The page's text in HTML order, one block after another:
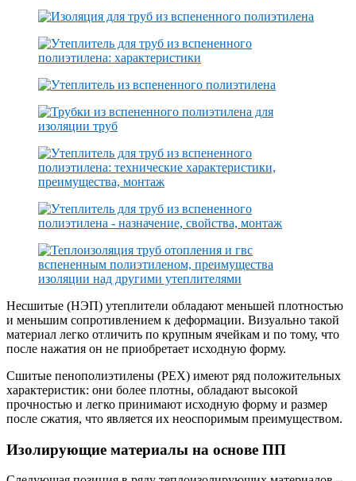
Несшитые (НЭП) утеплители обладают меньшей плотностью
и меньшим сопротивлением к деформации. Визуально такой
материал легко отличить по крупным ячейкам и по тому, что
после нажатия он не приобретает исходную форму.
Сшитые пенополиэтилены (РЕХ) имеют ряд положительных
характеристик: они более плотны, обладают высокой
прочностью и легко принимают исходную форму и размер
после сжатия, что является их неоспоримым преимуществом.
Изолирующие материалы на основе ПП